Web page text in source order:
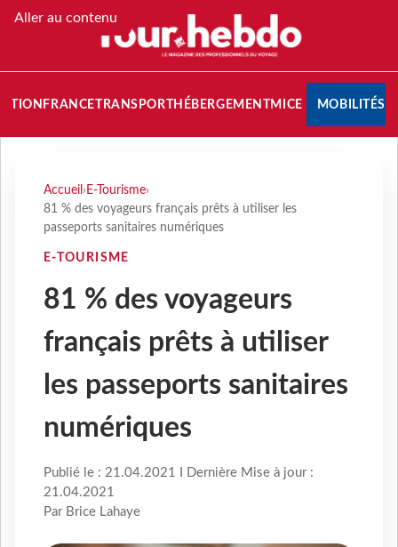
Aller au contenu
FRANCETRANSPORT HÉBERGEMENTMICE MOBILITÉS
Accueil › E-Tourisme›
81 % des voyageurs français prêts à utiliser les
passeports sanitaires numériques
E-TOURISME
81 % des voyageurs
français prêts à utiliser
les passeports sanitaires
numériques
Publié le : 21.04.2021 I Dernière Mise à jour :
21.04.2021
Par Brice Lahaye